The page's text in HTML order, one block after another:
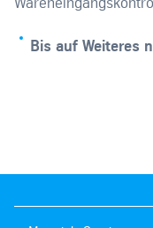
Bis auf Weiteres